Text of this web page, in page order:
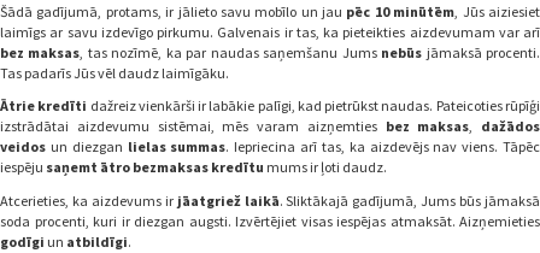
Šādā gadījumā, protams, ir jālieto savu mobīlo un jau pēc 10 minūtēm , Jūs aiziesiet
laimīgs ar savu izdevīgo pirkumu. Galvenais ir tas, ka pieteikties aizdevumam var arī
bez maksas , tas nozīmē, ka par naudas saņemšanu Jums nebūs jāmaksā procenti.
Tas padarīs Jūs vēl daudz laimīgāku.
Ātrie kredīti dažreiz vienkārši ir labākie palīgi, kad pietrūkst naudas. Pateicoties rūpīģi
izstrādātai aizdevumu sistēmai, mēs varam aizņemties bez maksas, dažādos
veidos un diezgan lielas summas. Iepriecina arī tas, ka aizdevējs nav viens. Tāpēc
iespēju saņemt ātro bezmaksas kredītu mums ir ļoti daudz.
Atcerieties, ka aizdevums ir jāatgriež laikā. Sliktākajā gadījumā, Jums būs jāmaksā
soda procenti, kuri ir diezgan augsti. Izvērtējiet visas iespējas atmaksāt. Aizņemieties
godīgi un atbildīgi.